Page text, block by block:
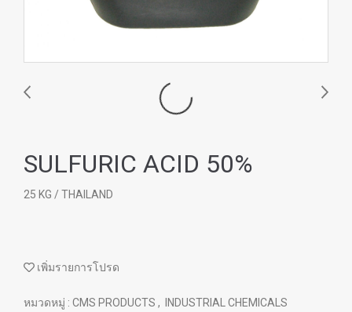
SULFURIC ACID 50%
25 KG / THAILAND
เพิ่มรายการโปรด
หมวดหมู่ : CMS PRODUCTS , INDUSTRIAL CHEMICALS